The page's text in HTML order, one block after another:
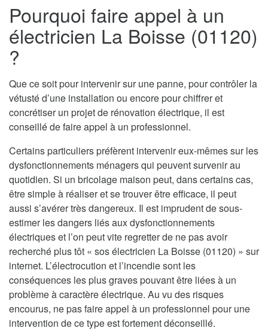
Pourquoi faire appel à un
électricien La Boisse (01120)
?
Que ce soit pour intervenir sur une panne, pour contrôler la
vétusté d’une installation ou encore pour chiffrer et
concrétiser un projet de rénovation électrique, il est
conseillé de faire appel à un professionnel.
Certains particuliers préfèrent intervenir eux-mêmes sur les
dysfonctionnements ménagers qui peuvent survenir au
quotidien. Si un bricolage maison peut, dans certains cas,
être simple à réaliser et se trouver être efficace, il peut
aussi s’avérer très dangereux. Il est imprudent de sous-
estimer les dangers liés aux dysfonctionnements
électriques et l’on peut vite regretter de ne pas avoir
recherché plus tôt « sos électricien La Boisse (01120) » sur
internet. L’électrocution et l’incendie sont les
conséquences les plus graves pouvant être liées à un
problème à caractère électrique. Au vu des risques
encourus, ne pas faire appel à un professionnel pour une
intervention de ce type est fortement déconseillé.